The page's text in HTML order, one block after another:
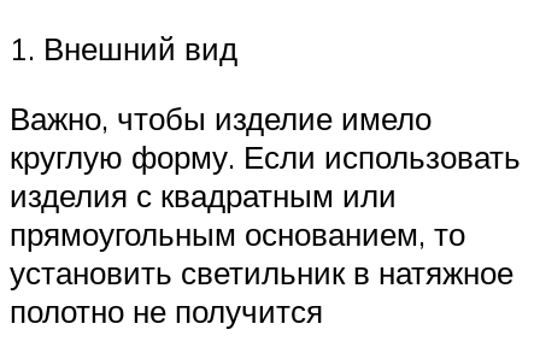
1. Внешний вид
Важно, чтобы изделие имело
круглую форму. Если использовать
изделия с квадратным или
прямоугольным основанием, то
установить светильник в натяжное
полотно не получится